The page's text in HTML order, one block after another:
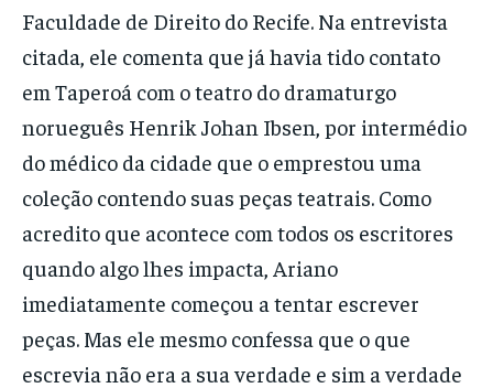
Faculdade de Direito do Recife. Na entrevista
citada, ele comenta que já havia tido contato
em Taperoá com o teatro do dramaturgo
norueguês Henrik Johan Ibsen, por intermédio
do médico da cidade que o emprestou uma
coleção contendo suas peças teatrais. Como
acredito que acontece com todos os escritores
quando algo lhes impacta, Ariano
imediatamente começou a tentar escrever
peças. Mas ele mesmo confessa que o que
escrevia não era a sua verdade e sim a verdade